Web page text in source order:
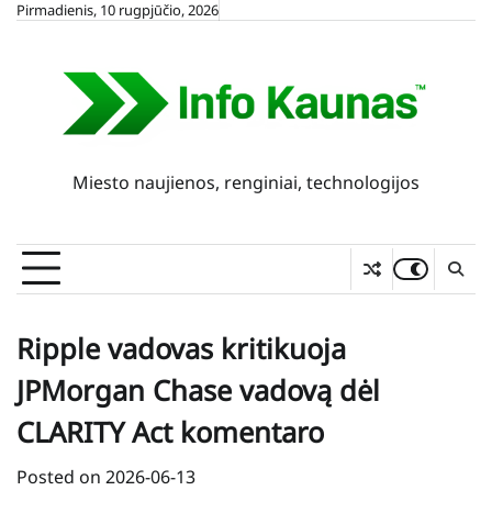
SkipPirmadienis, 10 rugpjūčio, 2026
Miesto naujienos, renginiai, technologijos
Ripple vadovas kritikuoja
JPMorgan Chase vadovą dėl
CLARITY Act komentaro
Posted on 2026-06-13